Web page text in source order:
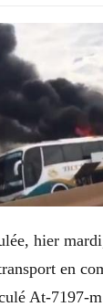
hier
en
At-7197-